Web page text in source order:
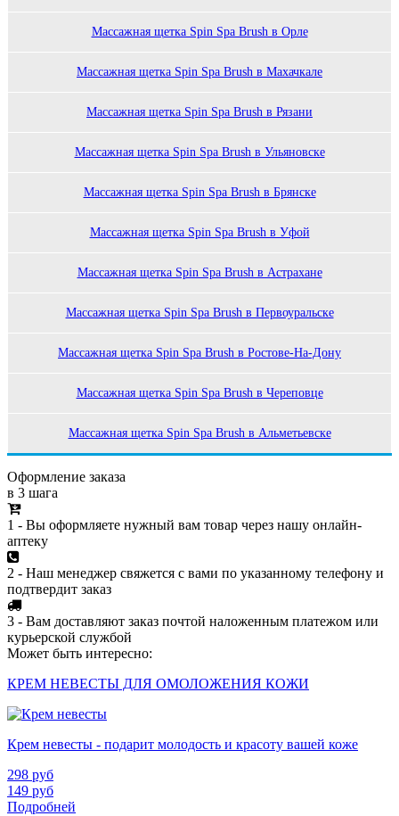
Массажная щетка Spin Spa Brush в Орле
Массажная щетка Spin Spa Brush в Махачкале
Массажная щетка Spin Spa Brush в Рязани
Массажная щетка Spin Spa Brush в Ульяновске
Массажная щетка Spin Spa Brush в Брянске
Массажная щетка Spin Spa Brush в Уфой
Массажная щетка Spin Spa Brush в Астрахане
Массажная щетка Spin Spa Brush в Первоуральске
Массажная щетка Spin Spa Brush в Ростове-На-Дону
Массажная щетка Spin Spa Brush в Череповце
Массажная щетка Spin Spa Brush в Альметьевске
Оформление заказа
в 3 шага
1 - Вы оформляете нужный вам товар через нашу онлайн-
аптеку
2 - Наш менеджер свяжется с вами по указанному телефону и
подтвердит заказ
3 - Вам доставляют заказ почтой наложенным платежом или
курьерской службой
Может быть интересно:
КРЕМ НЕВЕСТЫ ДЛЯ ОМОЛОЖЕНИЯ КОЖИ
Крем невесты - подарит молодость и красоту вашей коже
298 руб
149 руб
Подробней